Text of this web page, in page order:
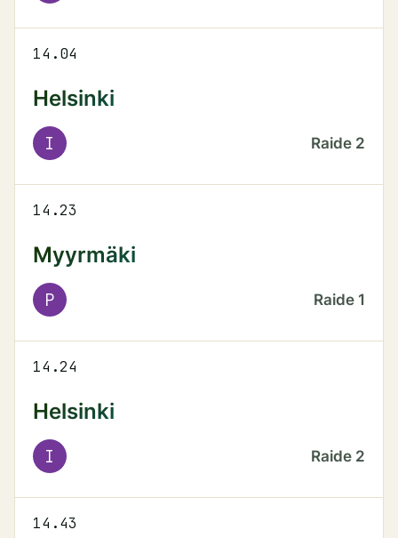
14.04
Helsinki
I Raide 2
14.23
Myyrmäki
P Raide 1
14.24
Helsinki
I Raide 2
14.43